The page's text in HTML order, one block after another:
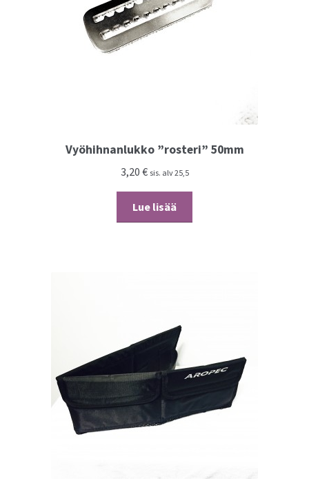
Vyöhihnanlukko ”rosteri” 50mm
3,20 € sis. alv 25,5
Lue lisää